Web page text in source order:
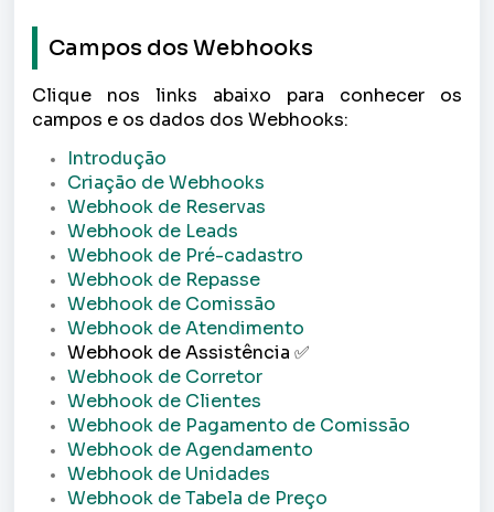
Campos dos Webhooks
Clique nos links abaixo para conhecer os
campos e os dados dos Webhooks:
Introdução
Criação de Webhooks
Webhook de Reservas
Webhook de Leads
Webhook de Pré-cadastro
Webhook de Repasse
Webhook de Comissão
Webhook de Atendimento
Webhook de Assistência ✅
Webhook de Corretor
Webhook de Clientes
Webhook de Pagamento de Comissão
Webhook de Agendamento
Webhook de Unidades
Webhook de Tabela de Preço